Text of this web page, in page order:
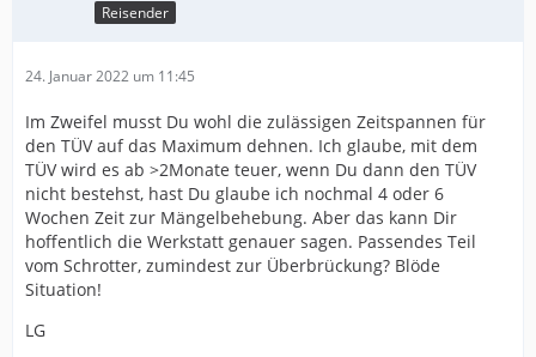
Reisender
24. Januar 2022 um 11:45
Im Zweifel musst Du wohl die zulässigen Zeitspannen für
den TÜV auf das Maximum dehnen. Ich glaube, mit dem
TÜV wird es ab >2Monate teuer, wenn Du dann den TÜV
nicht bestehst, hast Du glaube ich nochmal 4 oder 6
Wochen Zeit zur Mängelbehebung. Aber das kann Dir
hoffentlich die Werkstatt genauer sagen. Passendes Teil
vom Schrotter, zumindest zur Überbrückung? Blöde
Situation!
LG